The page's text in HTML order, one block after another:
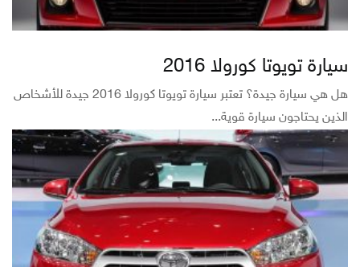
سيارة تويوتا كورولا 2016
هل هي سيارة جيدة؟ تعتبر سيارة تويوتا كورولا 2016 جيدة للأشخاص
الذين يحتاجون سيارة قوية...